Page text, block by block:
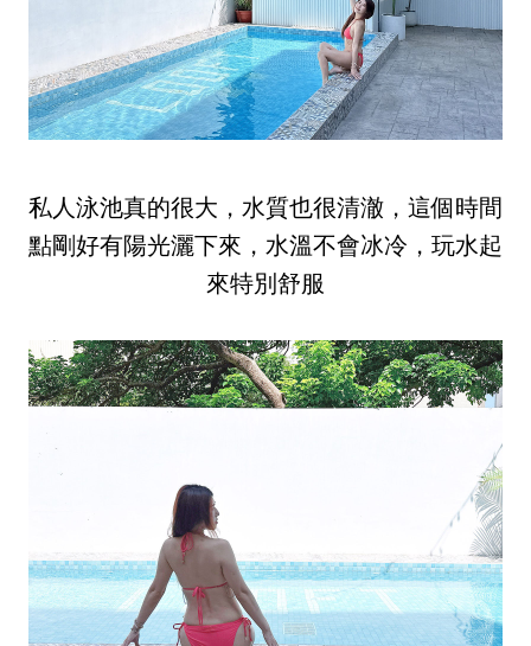
私人泳池真的很大，水質也很清澈，這個時間
點剛好有陽光灑下來，水溫不會冰冷，玩水起
來特別舒服